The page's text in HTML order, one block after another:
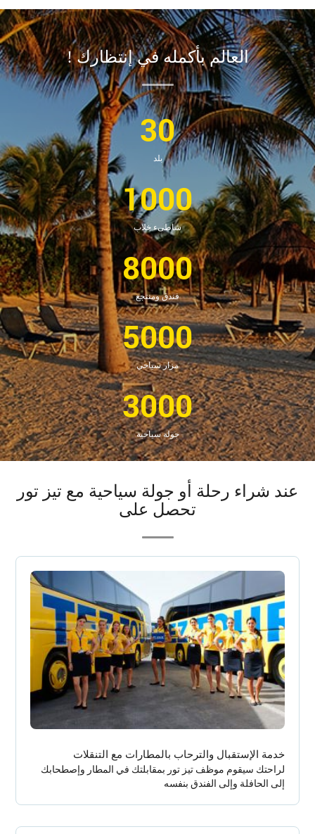
العالم بأكمله في إنتظارك !
30
بلد
1000
شاطىء خلاب
8000
فندق ومنتجع
5000
مزار سياحي
3000
جولة سياحية
شراء رحلة أو جولة سياحية مع تيز تور
تحصل على
خدمة الإستقبال والترحاب بالمطارات مع التنقلات
لراحتك سيقوم موظف تيز تور بمقابلتك في المطار وإصطحابك
إلى الحافلة وإلى الفندق بنفسه